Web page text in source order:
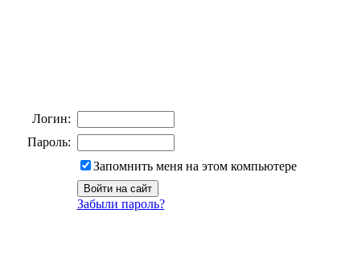
Логин:
Пароль:
Запомнить меня на этом компьютере
Забыли пароль?